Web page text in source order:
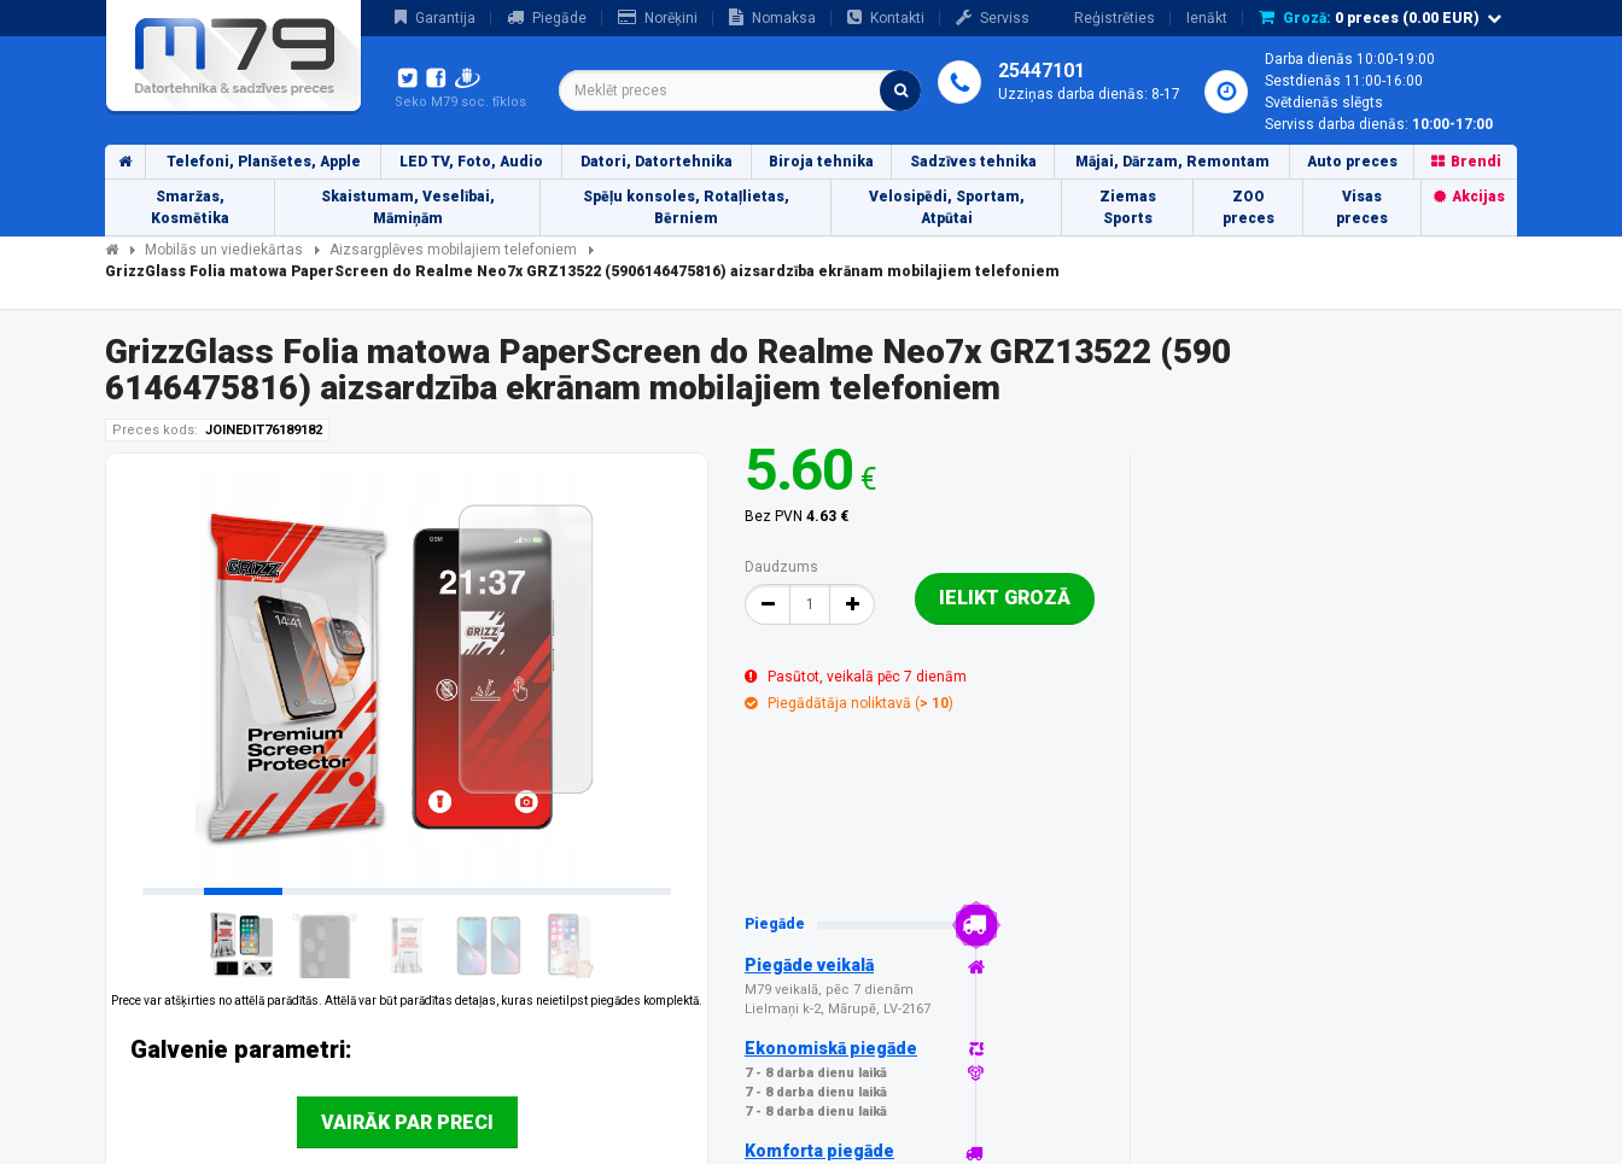
Garantija Piegāde Norēķini Nomaksa Kontakti Serviss Reģistrēties Ienākt Grozā: 0 preces (0.00 EUR)
Seko M79 soc. tīklos
25447101
Uzziņas darba dienās: 8-17
Darba dienās 10:00-19:00
Sestdienās 11:00-16:00
Svētdienās slēgts
Serviss darba dienās: 10:00-17:00
Telefoni, Planšetes, Apple LED TV, Foto, Audio Datori, Datortehnika Biroja tehnika Sadzīves tehnika Mājai, Dārzam, Remontam Auto preces Brendi
Smaržas,
Kosmētika
Skaistumam, Veselībai,
Māmiņām
Spēļu konsoles, Rotaļlietas,
Bērniem
Velosipēdi, Sportam,
Atpūtai
Ziemas
Sports
ZOO
preces
Visas
preces
Akcijas
Mobilās un viediekārtas
Aizsargplēves mobilajiem telefoniem
GrizzGlass Folia matowa PaperScreen do Realme Neo7x GRZ13522 (5906146475816) aizsardzība ekrānam mobilajiem telefoniem
GrizzGlass Folia matowa PaperScreen do Realme Neo7x GRZ13522 (590
6146475816) aizsardzība ekrānam mobilajiem telefoniem
Preces kods: JOINEDIT76189182
Prece var atšķirties no attēlā parādītās. Attēlā var būt parādītas detaļas, kuras neietilpst piegādes komplektā.
Galvenie parametri:
VAIRĀK PAR PRECI
5.60 €
Bez PVN 4.63 €
Daudzums
IELIKT GROZĀ
Pasūtot, veikalā pēc 7 dienām
Piegādātāja noliktavā (> 10)
Piegāde
Piegāde veikalā
M79 veikalā, pēc 7 dienām
Lielmaņi k-2, Mārupē, LV-2167
Ekonomiskā piegāde
7 - 8 darba dienu laikā
7 - 8 darba dienu laikā
7 - 8 darba dienu laikā
Komforta piegāde